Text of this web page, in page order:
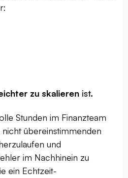
zu skalieren ist.
Stunden im Finanzteam
übereinstimmenden
und
im Nachhinein zu
ein Echtzeit-